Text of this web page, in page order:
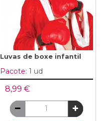
Luvas de boxe infantil
Pacote: 1 ud
8,99 €